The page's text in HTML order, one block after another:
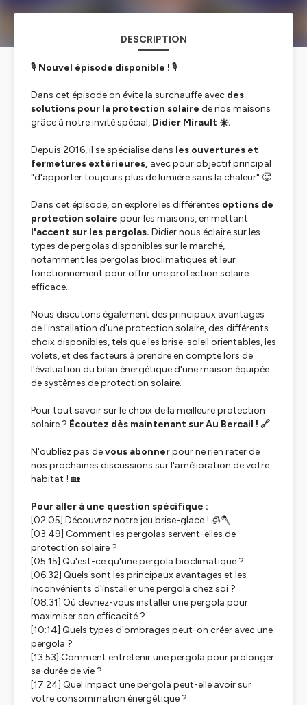
DESCRIPTION
🎙️ Nouvel épisode disponible ! 🎙️
Dans cet épisode on évite la surchauffe avec des
solutions pour la protection solaire de nos maisons
grâce à notre invité spécial, Didier Mirault ☀️.
Depuis 2016, il se spécialise dans les ouvertures et
fermetures extérieures, avec pour objectif principal
"d'apporter toujours plus de lumière sans la chaleur" 🥵.
Dans cet épisode, on explore les différentes options de
protection solaire pour les maisons, en mettant
l'accent sur les pergolas. Didier nous éclaire sur les
types de pergolas disponibles sur le marché,
notamment les pergolas bioclimatiques et leur
fonctionnement pour offrir une protection solaire
efficace.
Nous discutons également des principaux avantages
de l'installation d'une protection solaire, des différents
choix disponibles, tels que les brise-soleil orientables, les
volets, et des facteurs à prendre en compte lors de
l'évaluation du bilan énergétique d'une maison équipée
de systèmes de protection solaire.
Pour tout savoir sur le choix de la meilleure protection
solaire ? Écoutez dès maintenant sur Au Bercail ! 🔗
N'oubliez pas devous abonnerpour ne rien rater de
nos prochaines discussions sur l'amélioration de votre
habitat ! 🏡
Pour aller à une question spécifique :
[02:05] Découvrez notre jeu brise-glace ! 🧊🪓
[03:49] Comment les pergolas servent-elles de
protection solaire ?
[05:15] Qu'est-ce qu'une pergola bioclimatique ?
[06:32] Quels sont les principaux avantages et les
inconvénients d'installer une pergola chez soi ?
[08:31] Où devriez-vous installer une pergola pour
maximiser son efficacité ?
[10:14] Quels types d'ombrages peut-on créer avec une
pergola ?
[13:53] Comment entretenir une pergola pour prolonger
sa durée de vie ?
[17:24] Quel impact une pergola peut-elle avoir sur
votre consommation énergétique ?